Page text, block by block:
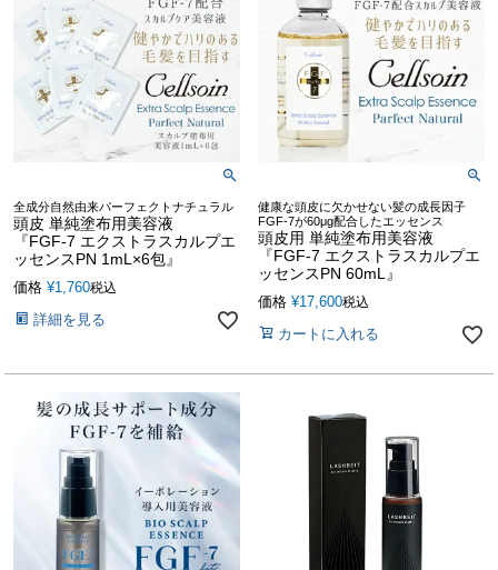
全成分自然由来パーフェクトナチュラル
頭皮 単純塗布用美容液
『FGF-7 エクストラスカルプエ
ッセンスPN 1mL×6包』
価格 ¥1,760税込
詳細を見る
健康な頭皮に欠かせない髪の成長因子
FGF-7が60μg配合したエッセンス
頭皮用 単純塗布用美容液
『FGF-7 エクストラスカルプエ
ッセンスPN 60mL』
価格 ¥17,600税込
カートに入れる